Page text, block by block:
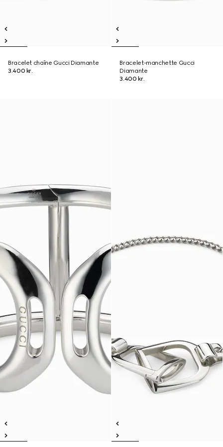
Bracelet chaîne Gucci Diamante
3.400 kr.
Bracelet-manchette Gucci
Diamante
3.400 kr.